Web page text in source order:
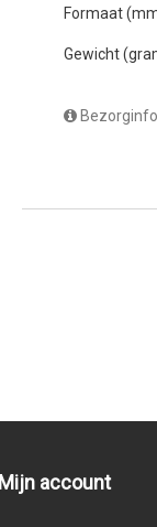
Formaat
Gewicht
Mijn account